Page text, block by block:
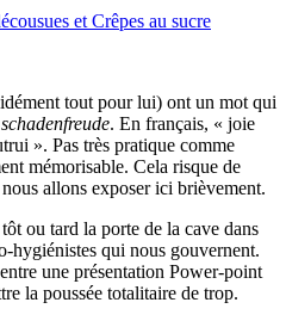
et Crêpes au sucre
tout pour lui) ont un mot qui
schadenfreude. En français, « joie
». Pas très pratique comme
mémorisable. Cela risque de
allons exposer ici brièvement.
ou tard la porte de la cave dans
hygiénistes qui nous gouvernent.
une présentation Power-point
la poussée totalitaire de trop.